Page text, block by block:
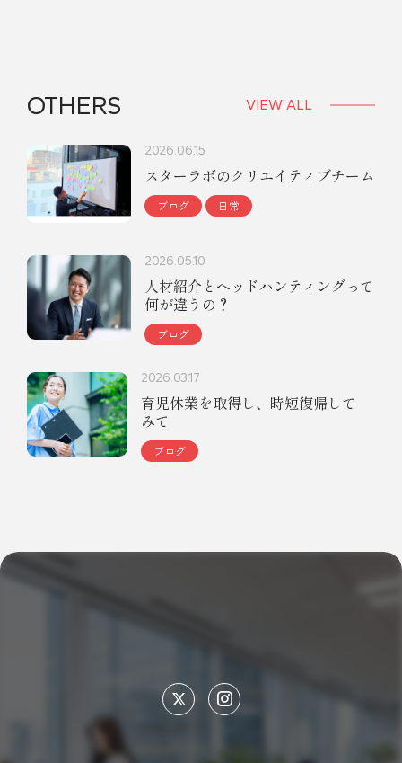
OTHERS VIEW ALL
2026.06.15
スターラボのクリエイティブチーム
ブログ 日常
2026.05.10
人材紹介とヘッドハンティングって
何が違うの？
ブログ
2026.03.17
育児休業を取得し、時短復帰して
みて
ブログ